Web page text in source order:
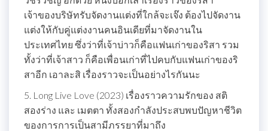
เจ้าของบริษัทรับจัดงานแต่งที่ใกล้จะเจ๊ง ต้องไปจัดงาน
แต่งให้กับคู่แต่งงานคนอินเดียที่มาจัดงานใน
ประเทศไทย ซึ่งว่าที่เจ้าบ่าวก็คือแฟนเก่าของริสา รวม
ทั้งว่าที่เจ้าสาว ก็คือเพื่อนเก่าที่ไปคบกับแฟนเก่าของริ
สาอีก เอาละสิ เรื่องราวจะเป็นอย่างไรกันนะ
5. Long Live Love (2023) เรื่องราวความรักของ สติ
สองร่าง และ เมตตา ทั้งสองกำลังประสบพบปัญหาชีวิต
ของการการเป็นสามีภรรยาที่มาถึง